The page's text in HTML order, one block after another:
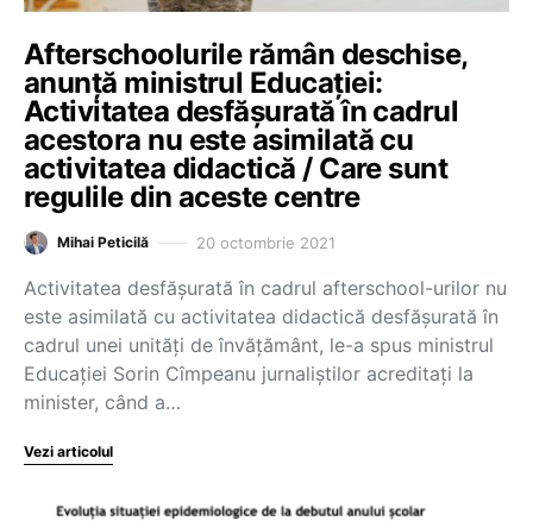
Afterschoolurile rămân deschise,
anunță ministrul Educației:
Activitatea desfășurată în cadrul
acestora nu este asimilată cu
activitatea didactică / Care sunt
regulile din aceste centre
Mihai Peticilă 20 octombrie 2021
Activitatea desfăşurată în cadrul afterschool-urilor nu
este asimilată cu activitatea didactică desfășurată în
cadrul unei unități de învățământ, le-a spus ministrul
Educației Sorin Cîmpeanu jurnaliștilor acreditați la
minister, când a…
Vezi articolul